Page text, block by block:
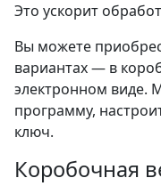
Это ускорит
Вы можете
вариантах — в
электронном виде.
программу,
ключ.
Коробочная